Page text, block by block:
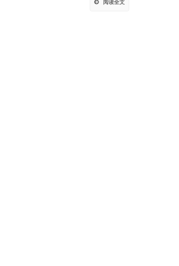
阅读全文